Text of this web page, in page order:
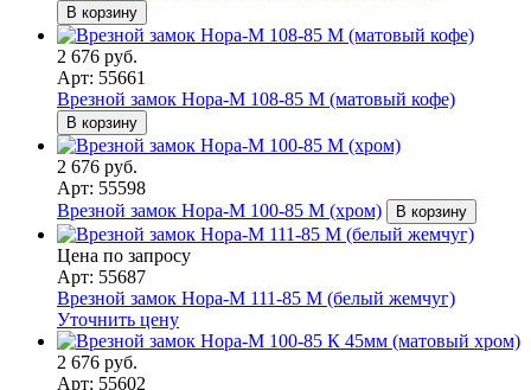
В корзину
2 676 руб.
Арт: 55661
Врезной замок Нора-М 108-85 М (матовый кофе)
В корзину
2 676 руб.
Арт: 55598
Врезной замок Нора-М 100-85 М (хром)
В корзину
Цена по запросу
Арт: 55687
Врезной замок Нора-М 111-85 М (белый жемчуг)
Уточнить цену
2 676 руб.
Арт: 55602